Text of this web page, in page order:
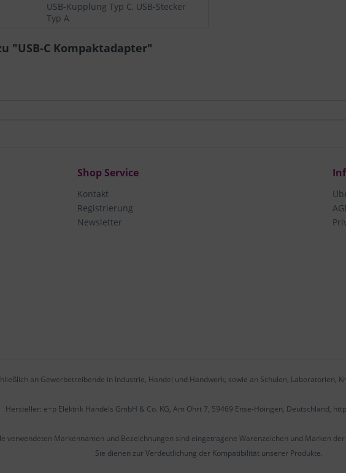
USB-Kupplung Typ C, USB-Stecker
Typ A
"USB-C Kompaktadapter"
Shop Service
Kontakt
Registrierung
Newsletter
an Gewerbetreibende in Industrie, Handel und Handwerk, sowie an Schulen, Laboratorien,
Hersteller: e+p Elektrik Handels GmbH & Co. KG, Am Ohrt 7, 59469 Ense-Höingen, Deutschland,
verwendeten Markennamen und Bezeichnungen sind eingetragene Warenzeichen und Marken
Sie dienen zur Verdeutlichung der Kompatibilität unserer Produkte.